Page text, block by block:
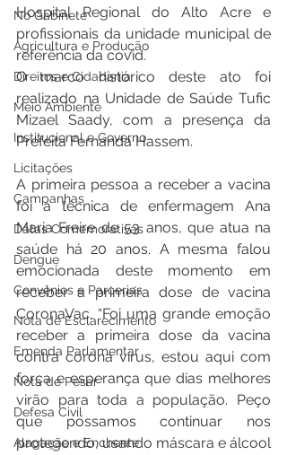
No Gabinete
Agricultura e Produção
Direitos e Cidadania
Meio Ambiente
Institucional e Governo
Licitações
Campanhas
Datas Comemorativas
Dengue
Convênios e Parcerias
Nota de Esclarecimento
Emenda Parlamentar
Nota de Pesar
Defesa Civil
Alagação e Enchente
Hospital Regional do Alto Acre e
profissionais da unidade municipal de
referência da covid.
O marco histórico deste ato foi
realizado na Unidade de Saúde Tufic
Mizael Saady, com a presença da
Prefeita Fernanda Hassem.
A primeira pessoa a receber a vacina
foi a técnica de enfermagem Ana
Maria Freire de 53 anos, que atua na
saúde há 20 anos. A mesma falou
emocionada deste momento em
receber a primeira dose de vacina
CoronaVac. “Foi uma grande emoção
receber a primeira dose da vacina
contra corona vírus, estou aqui com
força e esperança que dias melhores
virão para toda a população. Peço
que possamos continuar nos
protegendo, usando máscara e álcool